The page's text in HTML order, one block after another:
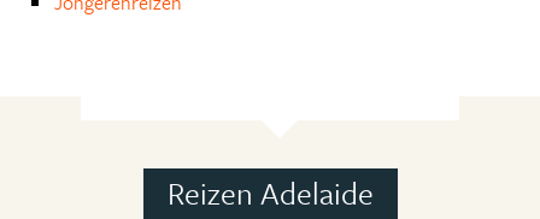
Reizen Adelaide